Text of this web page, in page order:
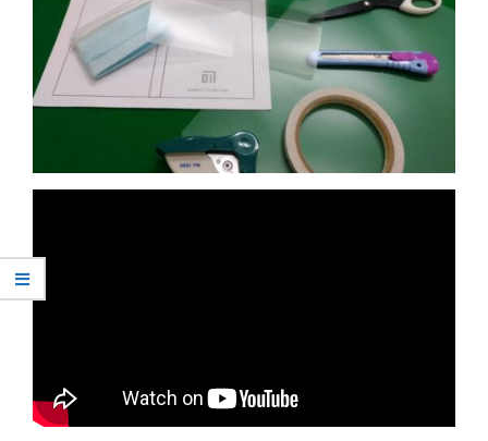
館